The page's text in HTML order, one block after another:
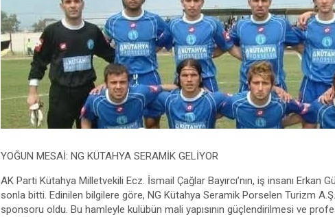
YOĞUN MESAİ: NG KÜTAHYA SERAMİK GELİYOR
AK Parti Kütahya Milletvekili Ecz. İsmail Çağlar Bayırcı’nın, iş insanı
sonla bitti. Edinilen bilgilere göre, NG Kütahya Seramik Porselen Turizm
sponsoru oldu. Bu hamleyle kulübün mali yapısının güçlendirilmesi ve